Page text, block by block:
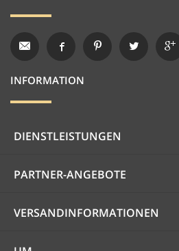
INFORMATION
DIENSTLEISTUNGEN
PARTNER-ANGEBOTE
VERSANDINFORMATIONEN